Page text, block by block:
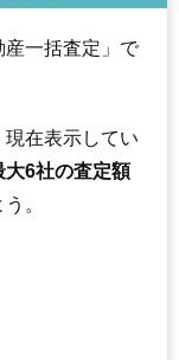
一括査定」で
現在表示してい
大6社の査定額
。